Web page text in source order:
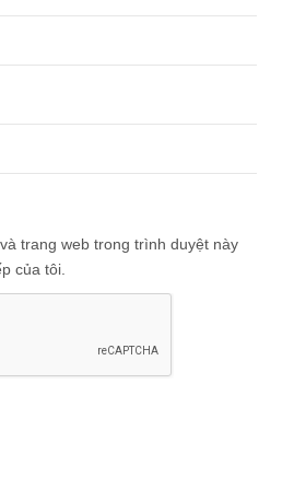
trang web trong trình duyệt này
của tôi.